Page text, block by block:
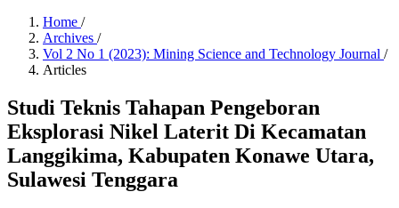
Home /
Archives /
Vol 2 No 1 (2023): Mining Science and Technology Journal /
Articles
Studi Teknis Tahapan Pengeboran
Eksplorasi Nikel Laterit Di Kecamatan
Langgikima, Kabupaten Konawe Utara,
Sulawesi Tenggara